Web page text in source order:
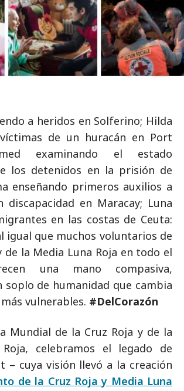
a heridos en Solferino; Hilda
de un huracán en Port
examinando el estado
los detenidos en la prisión de
enseñando primeros auxilios a
discapacidad en Maracay; Luna
en las costas de Ceuta:
igual que muchos voluntarios de
de la Media Luna Roja en todo el
una mano compasiva,
soplo de humanidad que cambia
vulnerables. #DelCorazón
Mundial de la Cruz Roja y de la
celebramos el legado de
– cuya visión llevó a la creación
de la Cruz Roja y Media Luna